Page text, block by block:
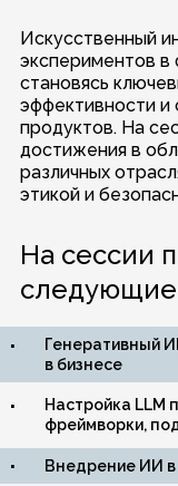
Искусственный
экспериментов в
становясь
эффективности и
продуктов. На
достижения в
различных
этикой и
На сессии
Генеративный
в бизнесе
Настройка LLM
фреймворки,
Внедрение ИИ в